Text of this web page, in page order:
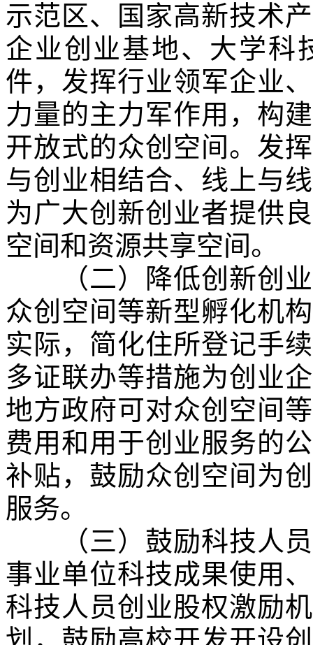
示范区、国家高新技术
企业创业基地、大学科
件，发挥行业领军企业
力量的主力军作用，构
开放式的众创空间。发
与创业相结合、线上与
为广大创新创业者提供
空间和资源共享空间。
（二）降低创新创业
众创空间等新型孵化机
实际，简化住所登记手
多证联办等措施为创业
地方政府可对众创空间
费用和用于创业服务的
补贴，鼓励众创空间为
服务。
（三）鼓励科技人员
事业单位科技成果使用
科技人员创业股权激励